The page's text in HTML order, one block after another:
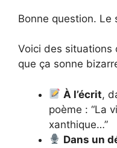
Bonne question. Le
Voici des situations
que ça sonne
À l’écrit,
poème : “La
xanthique…”
Dans un